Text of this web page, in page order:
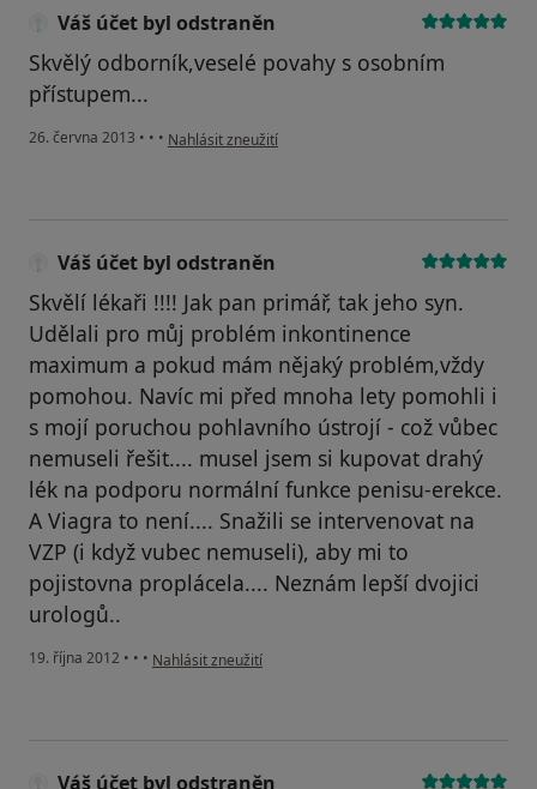
Váš účet byl odstraněn
Skvělý odborník,veselé povahy s osobním
přístupem...
26. června 2013 • • • podle názoru uživatele Váš účet byl odstraněn
Nahlásit zneužití
Váš účet byl odstraněn
Skvělí lékaři !!!! Jak pan primář, tak jeho syn.
Udělali pro můj problém inkontinence
maximum a pokud mám nějaký problém,vždy
pomohou. Navíc mi před mnoha lety pomohli i
s mojí poruchou pohlavního ústrojí - což vůbec
nemuseli řešit.... musel jsem si kupovat drahý
lék na podporu normální funkce penisu-erekce.
A Viagra to není.... Snažili se intervenovat na
VZP (i když vubec nemuseli), aby mi to
pojistovna proplácela.... Neznám lepší dvojici
urologů..
19. října 2012 • • • podle názoru uživatele Váš účet byl odstraněn
Nahlásit zneužití
Váš účet byl odstraněn